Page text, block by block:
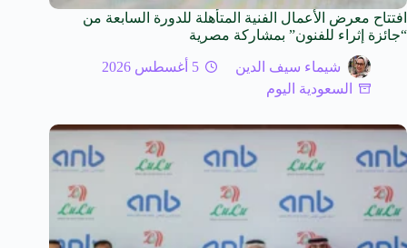
افتتاح معرض الأعمال الفنية المتأهلة للدورة السابعة من
“جائزة إثراء للفنون” بمشاركة مصرية
شيماء سيف الدين
5 أغسطس 2026
السعودية اليوم